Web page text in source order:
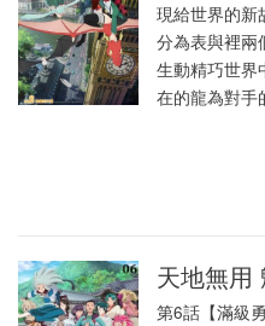
現給世界的
分為表與裡兩
生動精巧世界
在的龍為對手
天地無用
第6話【滿級